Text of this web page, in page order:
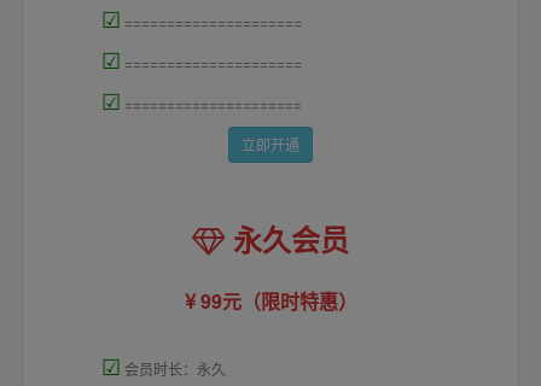
☑ =====================
☑ =====================
☑ =====================
立即开通
永久会员
99元（限时特惠）
☑ 会员时长：永久